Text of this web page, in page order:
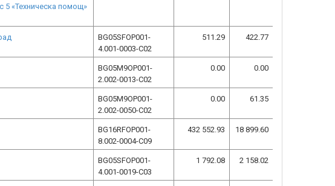
5 «Техническа помощ»
BG05SFOP001-
4.001-0003-C02
511.29 422.77
BG05M9OP001-
2.002-0013-C02
0.00 0.00
BG05M9OP001-
2.002-0050-C02
0.00 61.35
BG16RFOP001-
8.002-0004-C09
432 552.93 18 899.60
BG05SFOP001-
4.001-0019-C03
1 792.08 2 158.02